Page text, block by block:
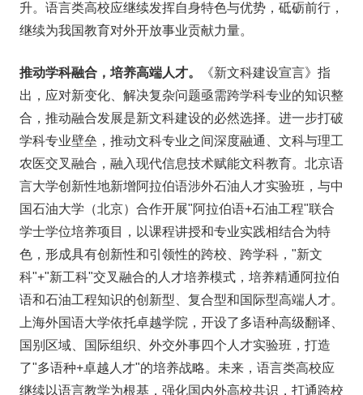
升。语言类高校应继续发挥自身特色与优势，砥砺前行，
继续为我国教育对外开放事业贡献力量。
推动学科融合，培养高端人才。
《新文科建设宣言》指
出，应对新变化、解决复杂问题亟需跨学科专业的知识整
合，推动融合发展是新文科建设的必然选择。进一步打破
学科专业壁垒，推动文科专业之间深度融通、文科与理工
农医交叉融合，融入现代信息技术赋能文科教育。北京语
言大学创新性地新增阿拉伯语涉外石油人才实验班，与中
国石油大学（北京）合作开展"阿拉伯语+石油工程"联合
学士学位培养项目，以课程讲授和专业实践相结合为特
色，形成具有创新性和引领性的跨校、跨学科，"新文
科"+"新工科"交叉融合的人才培养模式，培养精通阿拉伯
语和石油工程知识的创新型、复合型和国际型高端人才。
上海外国语大学依托卓越学院，开设了多语种高级翻译、
国别区域、国际组织、外交外事四个人才实验班，打造
了"多语种+卓越人才"的培养战略。未来，语言类高校应
继续以语言教学为根基，强化国内外高校共识，打通跨校